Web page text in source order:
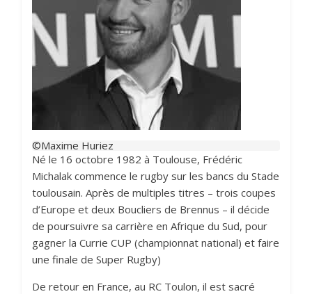
©Maxime Huriez
Né le 16 octobre 1982 à Toulouse, Frédéric
Michalak commence le rugby sur les bancs du Stade
toulousain. Après de multiples titres – trois coupes
d’Europe et deux Boucliers de Brennus – il décide
de poursuivre sa carrière en Afrique du Sud, pour
gagner la Currie CUP (championnat national) et faire
une finale de Super Rugby)
De retour en France, au RC Toulon, il est sacré